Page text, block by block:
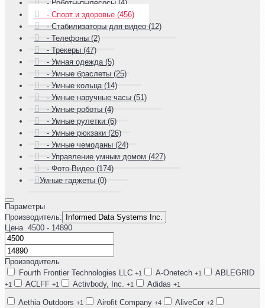
- Роботы-пылесосы (4)
- Спорт и здоровье (456)
- Стабилизаторы для видео (12)
- Телефоны (2)
- Трекеры (47)
- Умная одежда (5)
- Умные браслеты (25)
- Умные кольца (14)
- Умные наручные часы (51)
- Умные роботы (4)
- Умные рулетки (6)
- Умные рюкзаки (26)
- Умные чемоданы (24)
- Управление умным домом (427)
- Фото-Видео (174)
Умные гаджеты (0)
Параметры
Производитель:
Informed Data Systems Inc.
Цена 4500 - 14890
Производитель
Fourth Frontier Technologies LLC +1 A-Onetech +1 ABLEGRID
+1 ACLFF +1 Activbody, Inc. +1 Adidas +1
Aethia Outdoors +1 Airofit Company +4 AliveCor +2